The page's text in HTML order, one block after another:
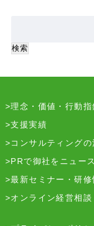
理念・価値・行動指
支援実績
コンサルティングの
PRで御社をニュー
最新セミナー・研修
オンライン経営相談